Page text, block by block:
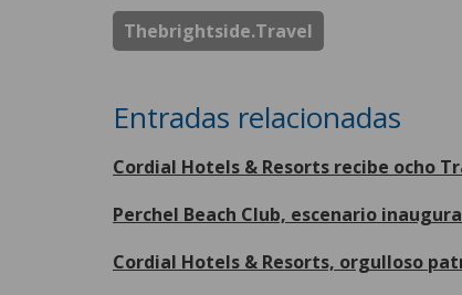
Thebrightside.travel
Entradas relacionadas
Cordial Hotels & Resorts recibe ocho
Perchel Beach Club, escenario
Cordial Hotels & Resorts, orgulloso